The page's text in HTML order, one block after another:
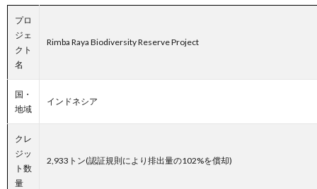
プロ
ジェ
クト
名
Rimba Raya Biodiversity Reserve Project
国・
地域
インドネシア
クレ
ジッ
ト数
量
2,933トン(認証規則により排出量の102%を償却)